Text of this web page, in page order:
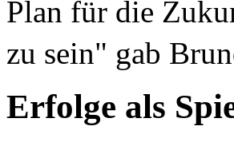
Plan für die
zu sein" gab
Erfolge als